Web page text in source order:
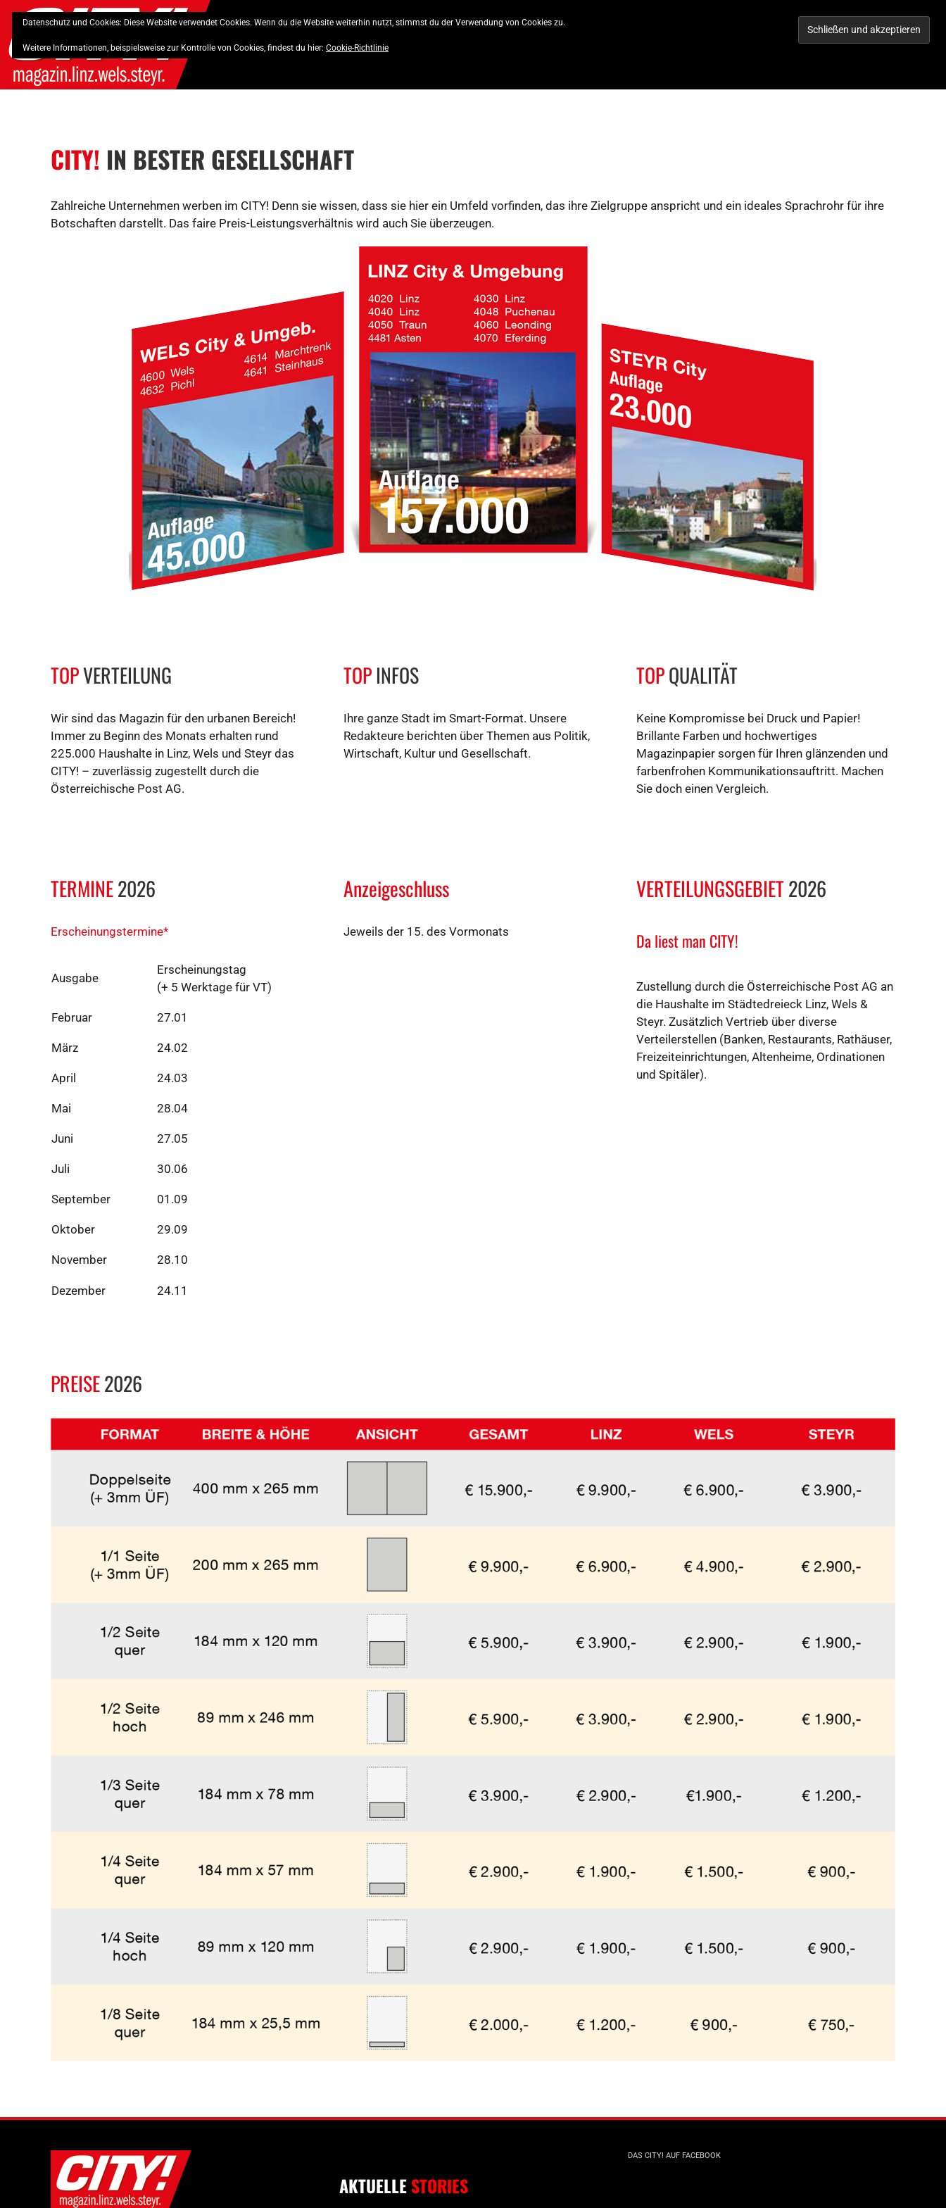
content
KONTAKT GEWINNSPIEL
CITY! IN BESTER GESELLSCHAFT
Zahlreiche Unternehmen werben im CITY! Denn sie wissen, dass sie hier ein Umfeld vorfinden, das ihre Zielgruppe anspricht und ein ideales Sprachrohr für ihre
Botschaften darstellt. Das faire Preis-Leistungsverhältnis wird auch Sie überzeugen.
TOPVERTEILUNG
Wir sind das Magazin für den urbanen Bereich!
Immer zu Beginn des Monats erhalten rund
225.000 Haushalte in Linz, Wels und Steyr das
CITY! – zuverlässig zugestellt durch die
Österreichische Post AG.
TOPINFOS
Ihre ganze Stadt im Smart-Format. Unsere
Redakteure berichten über Themen aus Politik,
Wirtschaft, Kultur und Gesellschaft.
TOPQUALITÄT
Keine Kompromisse bei Druck und Papier!
Brillante Farben und hochwertiges
Magazinpapier sorgen für Ihren glänzenden und
farbenfrohen Kommunikationsauftritt. Machen
Sie doch einen Vergleich.
TERMINE2026
Erscheinungstermine*
Ausgabe
Erscheinungstag
(+ 5 Werktage für VT)
Februar 27.01
März 24.02
April 24.03
Mai 28.04
Juni 27.05
Juli 30.06
September 01.09
Oktober 29.09
November 28.10
Dezember 24.11
Anzeigeschluss
Jeweils der 15. des Vormonats
VERTEILUNGSGEBIET2026
Da liest man CITY!
Zustellung durch die Österreichische Post AG an
die Haushalte im Städtedreieck Linz, Wels &
Steyr. Zusätzlich Vertrieb über diverse
Verteilerstellen (Banken, Restaurants, Rathäuser,
Freizeiteinrichtungen, Altenheime, Ordinationen
und Spitäler).
PREISE2026
AKTUELLESTORIES
DAS CITY! AUF FACEBOOK
Datenschutz und Cookies: Diese Website verwendet Cookies. Wenn du die Website weiterhin nutzt, stimmst du der Verwendung von Cookies zu.
Weitere Informationen, beispielsweise zur Kontrolle von Cookies, findest du hier: Cookie-Richtlinie